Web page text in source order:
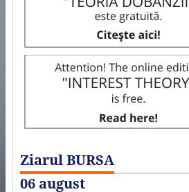
Ziarul BURSA
06 august